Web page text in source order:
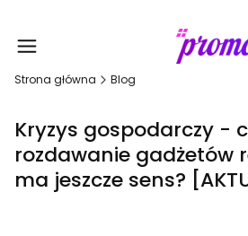
Strona główna Blog
Kryzys gospodarczy -
rozdawanie gadżetów
ma jeszcze sens?